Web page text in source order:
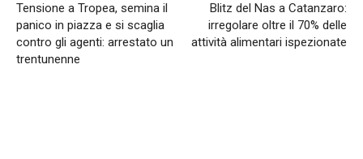
Tensione a Tropea, semina il
panico in piazza e si scaglia
contro gli agenti: arrestato un
trentunenne
Blitz del Nas a Catanzaro:
irregolare oltre il 70% delle
attività alimentari ispezionate